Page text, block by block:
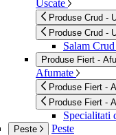
Uscate
Produse Crud -
Produse Crud -
Salam
Produse Fiert -
Afumate
Produse Fiert -
Produse Fiert -
Specialitati
Peste Peste